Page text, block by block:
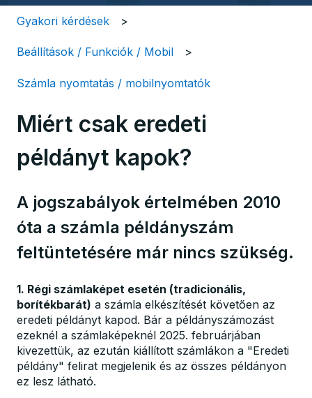
Gyakori kérdések
Beállítások / Funkciók / Mobil
Számla nyomtatás / mobilnyomtatók
Miért csak eredeti
példányt kapok?
A jogszabályok értelmében 2010
óta a számla példányszám
feltüntetésére már nincs szükség.
1. Régi számlaképet esetén (tradicionális,
borítékbarát) a számla elkészítését követően az
eredeti példányt kapod. Bár a példányszámozást
ezeknél a számlaképeknél 2025. februárjában
kivezettük, az ezután kiállított számlákon a "Eredeti
példány" felirat megjelenik és az összes példányon
ez lesz látható.